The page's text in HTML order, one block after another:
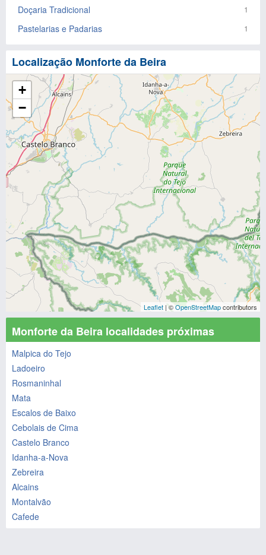
Doçaria Tradicional 1
Pastelarias e Padarias 1
Localização Monforte da Beira
+
−
Leaflet | ©OpenStreetMapcontributors
Monforte da Beira localidades próximas
Malpica do Tejo
Ladoeiro
Rosmaninhal
Mata
Escalos de Baixo
Cebolais de Cima
Castelo Branco
Idanha-a-Nova
Zebreira
Alcains
Montalvão
Cafede